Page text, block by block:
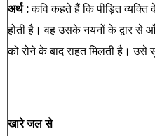
अर्थ :कवि कहते हैं कि पीड़ित व्यक्ति
होती है। वह उसके नयनों के द्वार
को रोने के बाद राहत मिलती है। उसे
खारे जल से